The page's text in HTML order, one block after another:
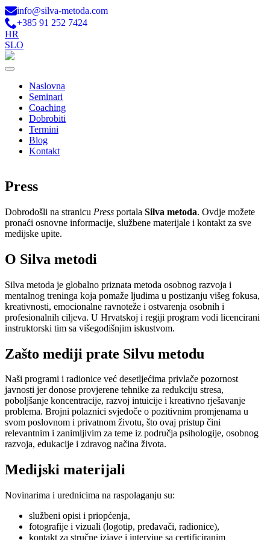
info@silva-metoda.com
+385 91 252 7424
HR
SLO
Naslovna
Seminari
Coaching
Dobrobiti
Termini
Blog
Kontakt
Press
Dobrodošli na stranicu Press portala Silva metoda. Ovdje možete
pronaći osnovne informacije, službene materijale i kontakt za sve
medijske upite.
O Silva metodi
Silva metoda je globalno priznata metoda osobnog razvoja i
mentalnog treninga koja pomaže ljudima u postizanju višeg fokusa,
kreativnosti, emocionalne ravnoteže i ostvarenja osobnih i
profesionalnih ciljeva. U Hrvatskoj i regiji program vodi licencirani
instruktorski tim sa višegodišnjim iskustvom.
Zašto mediji prate Silvu metodu
Naši programi i radionice već desetljećima privlače pozornost
javnosti jer donose provjerene tehnike za redukciju stresa,
poboljšanje koncentracije, razvoj intuicije i kreativno rješavanje
problema. Brojni polaznici svjedoče o pozitivnim promjenama u
svom poslovnom i privatnom životu, što ovaj pristup čini
relevantnim i zanimljivim za teme iz područja psihologije, osobnog
razvoja, edukacije i zdravog načina života.
Medijski materijali
Novinarima i urednicima na raspolaganju su:
službeni opisi i priopćenja,
fotografije i vizuali (logotip, predavači, radionice),
kontakt za stručne izjave i intervjue sa certificiranim